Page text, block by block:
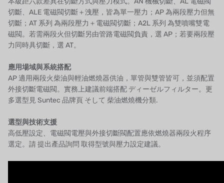
オルトレマーレ
NIPCON
トロコイド
国内
自我
レシップ
切斷、 ALE 電磁閥切斷＋洩壓，皆為單一壓力；AP 為兩段壓力但無
切斷； AT 系列 為兩段壓力＋電磁閥切斷； A2L 系列 為雙噴嘴雙電
磁閥。若需兩段火但切斷另由管路電磁閥負責，選 AP；若要兩段壓
力同時具切斷，選 AT。
應用場域與系統搭配
AP 適用兩段火柴油與輕油燃燒器供油，單管與雙管皆可，並須配置
外接切斷電磁閥。實務上建議前端搭配 ディーゼルフィルター。更
多選型見 Suntec 品牌頁 そして 柴油燃燒機分類.
選型與技術支援
高低壓設定、電磁閥電壓與外接切斷閥配置應依燃燒器兩段火程序
選定。請提出產品詢問 取得型號與壓力設定建議。